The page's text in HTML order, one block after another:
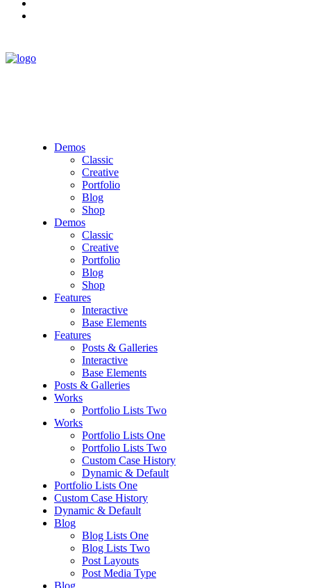
Demos
Classic
Creative
Portfolio
Blog
Shop
Demos
Classic
Creative
Portfolio
Blog
Shop
Features
Interactive
Base Elements
Features
Posts & Galleries
Interactive
Base Elements
Posts & Galleries
Works
Portfolio Lists Two
Works
Portfolio Lists One
Portfolio Lists Two
Custom Case History
Dynamic & Default
Portfolio Lists One
Custom Case History
Dynamic & Default
Blog
Blog Lists One
Blog Lists Two
Post Layouts
Post Media Type